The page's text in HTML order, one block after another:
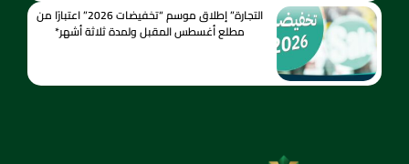
التجارة” إطلاق موسم “تخفيضات 2026” اعتبارًا من
مطلع أغسطس المقبل ولمدة ثلاثة أشهر*